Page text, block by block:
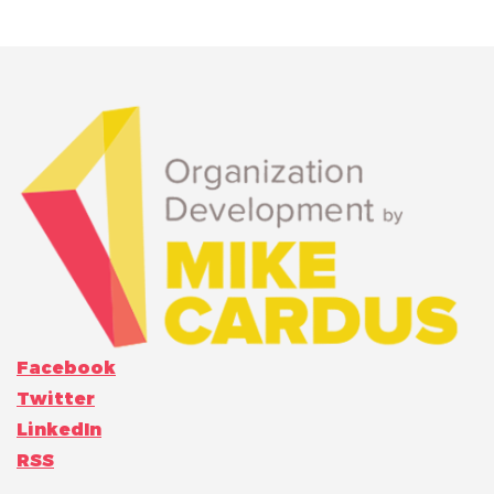
Facebook
Twitter
LinkedIn
RSS